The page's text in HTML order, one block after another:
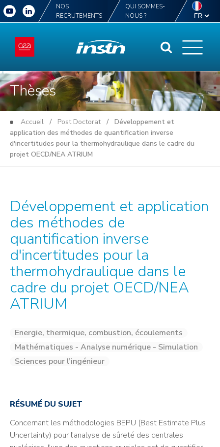
NOS
RECRUTEMENTS
QUI SOMMES-
NOUS ?
Thèses
Accueil / Post Doctorat/ Développement et
application des méthodes de quantification inverse
d'incertitudes pour la thermohydraulique dans le cadre du
projet OECD/NEA ATRIUM
Développement et application
des méthodes de
quantification inverse
d'incertitudes pour la
thermohydraulique dans le
cadre du projet OECD/NEA
ATRIUM
Energie, thermique, combustion, écoulements
Mathématiques - Analyse numérique - Simulation
Sciences pour l’ingénieur
RÉSUMÉ DU SUJET
Concernant les méthodologies BEPU (Best Estimate Plus
Uncertainty) pour l'analyse de sûreté des centrales